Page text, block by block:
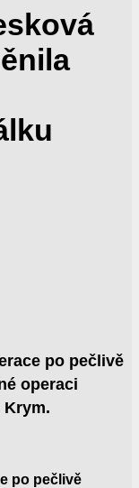
po pečlivě
operaci
po pečlivě